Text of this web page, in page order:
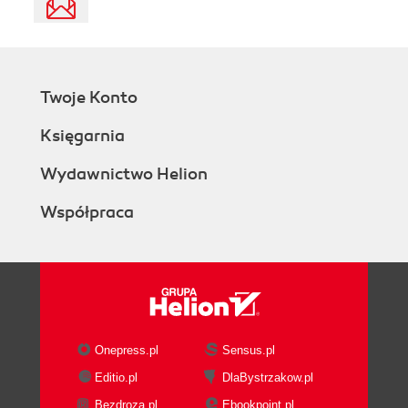
Twoje Konto
Księgarnia
Wydawnictwo Helion
Współpraca
Onepress.pl
Sensus.pl
Editio.pl
DlaBystrzakow.pl
Bezdroza.pl
Ebookpoint.pl